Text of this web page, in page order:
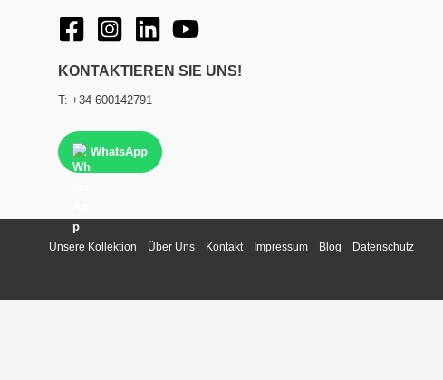
KONTAKTIEREN SIE UNS!
T: +34 600142791
WhatsApp
Unsere Kollektion Über Uns Kontakt Impressum Blog Datenschutz